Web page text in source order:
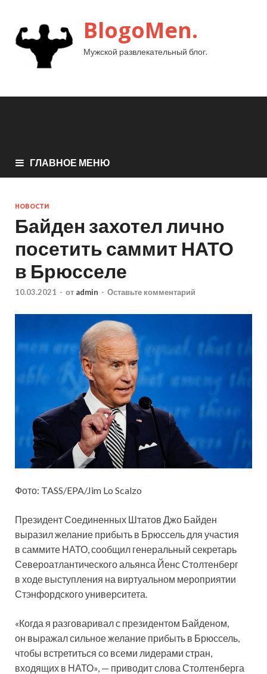
BlogoMen.
Мужской развлекательный блог.
ГЛАВНОЕ МЕНЮ
НОВОСТИ
Байден захотел лично
посетить саммит НАТО
в Брюсселе
10.03.2021 - от admin - Оставьте комментарий
Фото: TASS/EPA/Jim Lo Scalzo
Президент Соединенных Штатов Джо Байден
выразил желание прибыть в Брюссель для участия
в саммите НАТО, сообщил генеральный секретарь
Североатлантического альянса Йенс Столтенберг
в ходе выступления на виртуальном мероприятии
Стэнфордского университета.
«Когда я разговаривал с президентом Байденом,
он выражал сильное желание прибыть в Брюссель,
чтобы встретиться со всеми лидерами стран,
входящих в НАТО», — приводит слова Столтенберга